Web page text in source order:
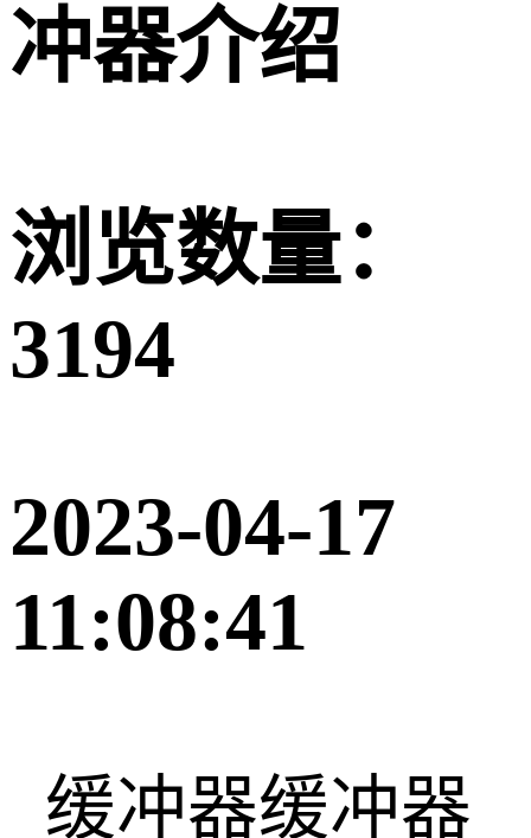
冲器介绍
浏览数量：
3194
2023-04-17
11:08:41
缓冲器缓冲器